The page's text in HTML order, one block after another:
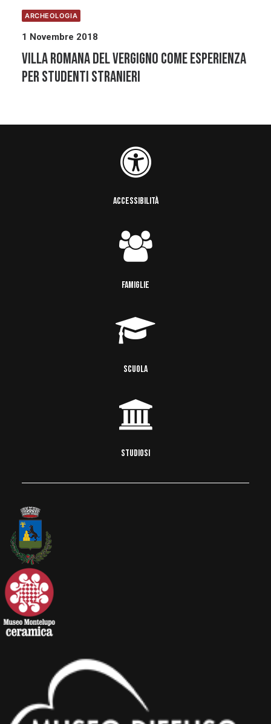
ARCHEOLOGIA
1 Novembre 2018
Villa romana del Vergigno come esperienza
per studenti stranieri
ACCESSIBILITÀ
FAMIGLIE
SCUOLA
STUDIOSI